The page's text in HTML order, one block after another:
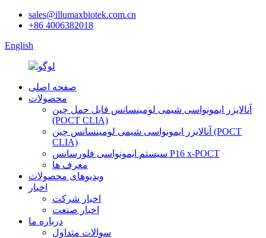
sales@illumaxbiotek.com.cn
+86 4006382018
English
صفحه اصلی
محصولات
آنالایزر ایمونواسی شیمی لومینسانس قابل حمل چین
(POCT CLIA)
آنالایزر ایمونواسی شیمی لومینسانس چین (POCT
CLIA)
سیستم ایمونواسی فلورسانس P16 x-POCT
معرف ها
ویدیوهای محصولات
اخبار
اخبار شرکت
اخبار صنعت
درباره ما
سوالات متداول